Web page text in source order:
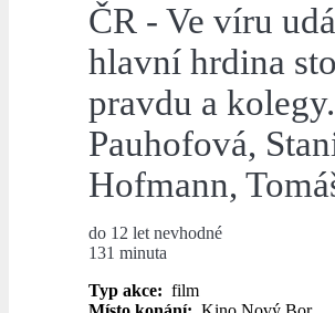
ČR - Ve víru
hlavní hrdina
pravdu a
Pauhofová,
Hofmann,
do 12 let nevhodné
131 minuta
Typ akce: film